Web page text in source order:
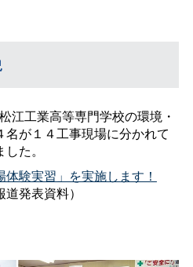
江工業高等専門学校の環境・
が１４工事現場に分かれて
た。
体験実習」を実施します！
道発表資料）